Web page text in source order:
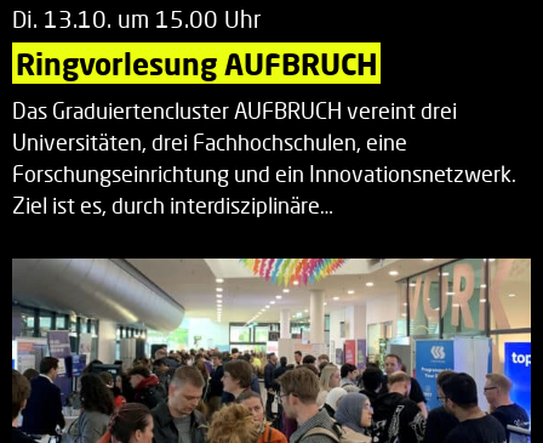
Di. 13.10. um 15.00 Uhr
Ringvorlesung AUFBRUCH
Das Graduiertencluster AUFBRUCH vereint drei
Universitäten, drei Fachhochschulen, eine
Forschungseinrichtung und ein Innovationsnetzwerk.
Ziel ist es, durch interdisziplinäre…